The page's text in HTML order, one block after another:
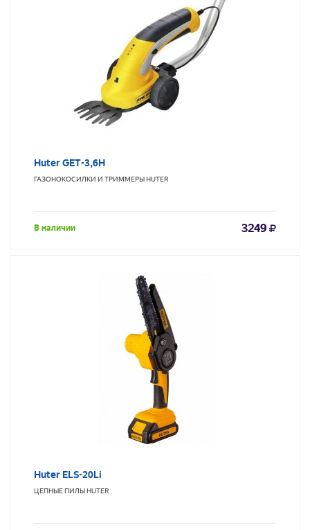
Huter GET-3,6H
ГАЗОНОКОСИЛКИ И ТРИММЕРЫHUTER
В наличии 3249
Huter ELS-20Li
ЦЕПНЫЕ ПИЛЫHUTER